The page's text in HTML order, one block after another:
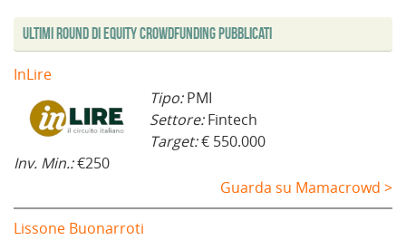
Ultimi Round di Equity Crowdfunding Pubblicati
InLire
Tipo:PMI
Settore:Fintech
Target:€ 550.000
Inv. Min.:€250
Guarda su Mamacrowd >
Lissone Buonarroti